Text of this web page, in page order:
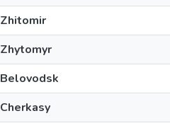
Zhitomir
Zhytomyr
Belovodsk
Cherkasy